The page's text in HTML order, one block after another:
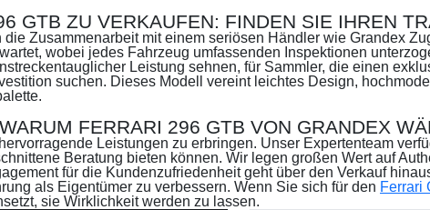
GTB ZU VERKAUFEN: FINDEN SIE IHREN
die Zusammenarbeit mit einem seriösen Händler wie Grandex
wobei jedes Fahrzeug umfassenden Inspektionen
Leistung sehnen, für Sammler, die einen
suchen. Dieses Modell vereint leichtes Design,
WARUM FERRARI 296 GTB VON GRANDEX
Leistungen zu erbringen. Unser Expertenteam
Beratung bieten können. Wir legen großen Wert auf
für die Kundenzufriedenheit geht über den Verkauf
als Eigentümer zu verbessern. Wenn Sie sich für den Ferrari
sie Wirklichkeit werden zu lassen.